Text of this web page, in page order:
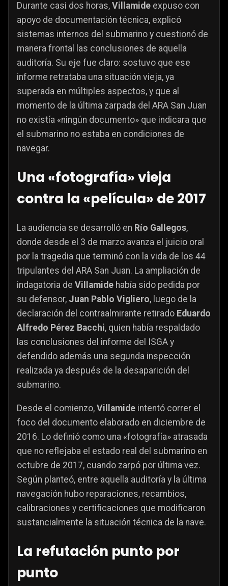
Durante casi dos horas, Villamide expuso con
apoyo de documentación técnica, explicó
sistemas internos del submarino y cuestionó de
manera frontal las conclusiones de aquella
auditoría. Su eje fue claro: sostuvo que ese
informe retrataba una situación vieja, ya
superada en múltiples aspectos, y que al
momento de la última zarpada del ARA San Juan
no existía «ningún documento» que indicara que
el submarino no estaba en condiciones de
navegar.
Una «fotografía» vieja
contra la «película» de 2017
La audiencia se desarrolló en Río Gallegos,
donde desde el 3 de marzo avanza el juicio oral
por la tragedia que terminó con la vida de los 44
tripulantes del ARA San Juan. La ampliación de
indagatoria de Villamide había sido pedida por
su defensor, Juan Pablo Vigliero, luego de la
declaración del contraalmirante retirado Eduardo
Alfredo Pérez Bacchi, quien había respaldado
las conclusiones del informe del ISGA y
defendido además una segunda inspección
realizada ya después de la desaparición del
submarino.
Desde el comienzo, Villamide intentó correr el
foco del documento elaborado en diciembre de
2016. Lo definió como una «fotografía» atrasada
que no reflejaba el estado real del submarino en
octubre de 2017, cuando zarpó por última vez.
Según planteó, entre aquella auditoría y la última
navegación hubo reparaciones, recambios,
calibraciones y certificaciones que modificaron
sustancialmente la situación técnica de la nave.
La refutación punto por
punto